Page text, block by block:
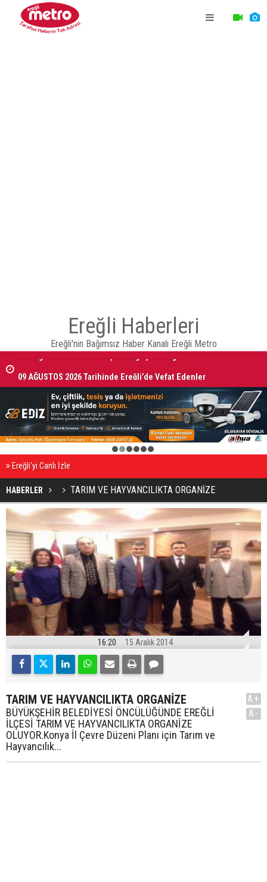
Ereğli Haberleri
Ereğli'nin Bağımsız Haber Kanalı Ereğli Metro
09 AĞUSTOS 2026 Tarihinde Ereğli’de Vefat Edenler
2 3 4 5 6
Ereğli’yi Canlı İzle
HABERLER TARIM VE HAYVANCILIKTA ORGANİZE
16:20 15 Aralık 2014
TARIM VE HAYVANCILIKTA ORGANİZE
BÜYÜKŞEHİR BELEDİYESİ ÖNCÜLÜĞÜNDE EREĞLİ
İLÇESİ TARIM VE HAYVANCILIKTA ORGANİZE
OLUYOR.Konya İl Çevre Düzeni Planı için Tarım ve
Hayvancılık...
A+
A-